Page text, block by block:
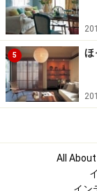
5 ほ
All About